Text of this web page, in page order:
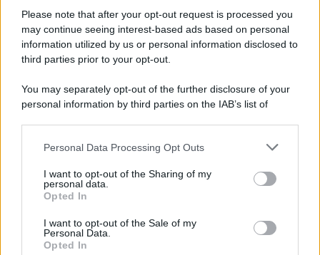
Please note that after your opt-out request is processed you
may continue seeing interest-based ads based on personal
information utilized by us or personal information disclosed to
third parties prior to your opt-out.
You may separately opt-out of the further disclosure of your
personal information by third parties on the IAB’s list of
This information may also be disclosed by us to third parties
disclose it to other third parties.
Please note that this website/app uses one or more Google
services and may gather and store information including but
not limited to your visit or usage behaviour. You may click to
grant or deny consent to Google and its third-party tags to
Personal Data Processing Opt Outs
I want to opt-out of the Sharing of my
personal data.
Opted In
I want to opt-out of the Sale of my
Personal Data.
Opted In